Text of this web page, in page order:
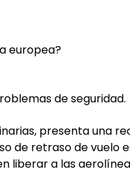
europea?
de seguridad.
presenta una
de retraso de vuelo
liberar a las